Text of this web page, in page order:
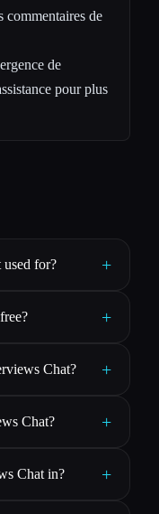
commentaires de
de
pour plus
for? +
+
Chat? +
Chat? +
Chat in? +